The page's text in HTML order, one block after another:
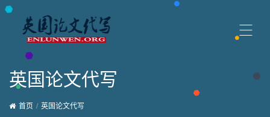
英国论文代写
首页 英国论文代写